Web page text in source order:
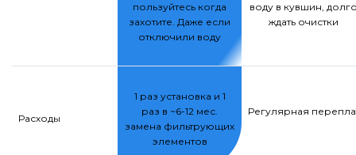
пользуйтесь когда
захотите. Даже если
отключили воду
воду в кувшин,
ждать очистки
Расходы
1 раз установка и 1
раз в ~6-12 мес.
замена фильтрующих
элементов
Регулярная